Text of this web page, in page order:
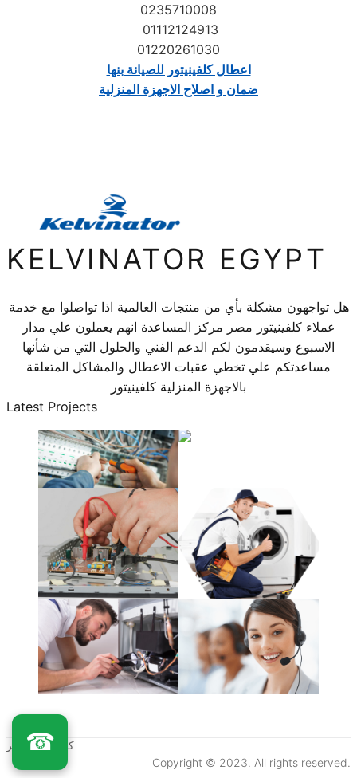
0235710008
01112124913
01220261030
اعطال كلفينيتور للصيانة بنها
ضمان و اصلاح الاجهزة المنزلية
KELVINATOR EGYPT
هل تواجهون مشكلة بأي من منتجات العالمية اذا تواصلوا مع خدمة
عملاء كلفينيتور مصر مركز المساعدة انهم يعملون علي مدار
الاسبوع وسيقدمون لكم الدعم الفني والحلول التي من شأنها
مساعدتكم علي تخطي عقبات الاعطال والمشاكل المتعلقة
بالاجهزة المنزلية كلفينيتور
Latest Projects
كلـفينيتور مصر
Copyright © 2023. All rights reserved.
☎